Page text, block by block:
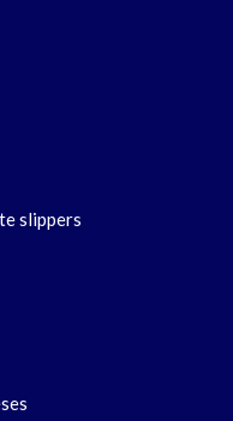
slippers